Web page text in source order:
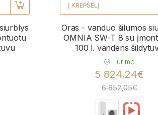
Į KREPŠELĮ
Oras - vanduo šilumos
OMNIA SW-T 8 su
100 l. vandens
Turime
5 824,24€
6 852,05€